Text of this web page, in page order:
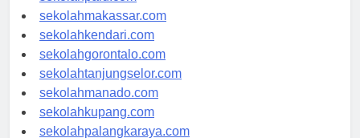
sekolahpalu.com
sekolahmakassar.com
sekolahkendari.com
sekolahgorontalo.com
sekolahtanjungselor.com
sekolahmanado.com
sekolahkupang.com